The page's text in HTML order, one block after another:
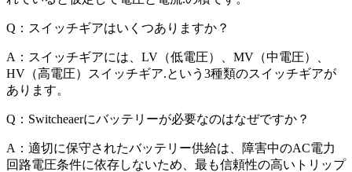
Q：スイッチギアはいくつありますか？
A：スイッチギアには、LV（低電圧）、MV（中電圧）、
HV（高電圧）スイッチギア.という3種類のスイッチギアが
あります。
Q：Switcheaerにバッテリーが必要なのはなぜですか？
A：適切に保守されたバッテリー供給は、障害中のAC電力
回路電圧条件に依存しないため、最も信頼性の高いトリップ